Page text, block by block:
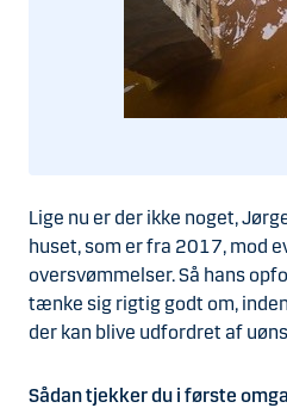
Lige nu er der ikke noget,
huset, som er fra 2017, mod
oversvømmelser. Så hans
tænke sig rigtig godt om,
der kan blive udfordret af
Sådan tjekker du i første